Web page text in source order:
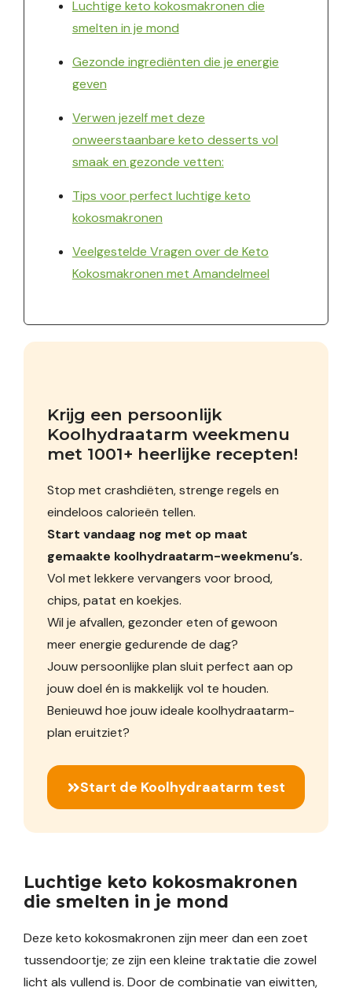
Luchtige keto kokosmakronen die
smelten in je mond
Gezonde ingrediënten die je energie
geven
Verwen jezelf met deze
onweerstaanbare keto desserts vol
smaak en gezonde vetten:
Tips voor perfect luchtige keto
kokosmakronen
Veelgestelde Vragen over de Keto
Kokosmakronen met Amandelmeel
Krijg een persoonlijk
Koolhydraatarm weekmenu
met 1001+ heerlijke recepten!
Stop met crashdiëten, strenge regels en
eindeloos calorieën tellen.
Start vandaag nog met op maat
gemaakte koolhydraatarm-weekmenu’s.
Vol met lekkere vervangers voor brood,
chips, patat en koekjes.
Wil je afvallen, gezonder eten of gewoon
meer energie gedurende de dag?
Jouw persoonlijke plan sluit perfect aan op
jouw doel én is makkelijk vol te houden.
Benieuwd hoe jouw ideale koolhydraatarm-
plan eruitziet?
Start de Koolhydraatarm test
Luchtige keto kokosmakronen
die smelten in je mond
Deze keto kokosmakronen zijn meer dan een zoet
tussendoortje; ze zijn een kleine traktatie die zowel
licht als vullend is. Door de combinatie van eiwitten,